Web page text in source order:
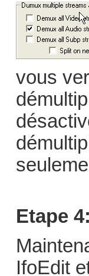
vous
Etape
IfoEdit